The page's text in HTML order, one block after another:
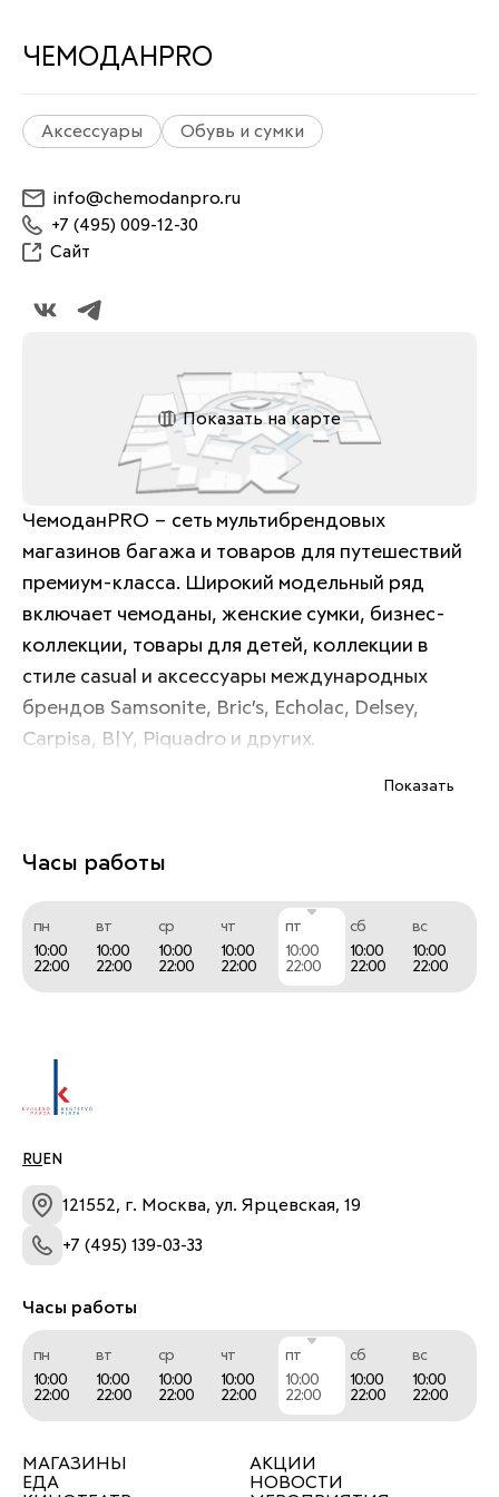
ЧЕМОДАНPRO
Аксессуары Обувь и сумки
info@chemodanpro.ru
+7 (495) 009-12-30
Сайт
Показать на карте
ЧемоданPRO – сеть мультибрендовых
магазинов багажа и товаров для путешествий
премиум-класса. Широкий модельный ряд
включает чемоданы, женские сумки, бизнес-
коллекции, товары для детей, коллекции в
стиле casual и аксессуары международных
брендов Samsonite, Bric’s, Echolac, Delsey,
Carpisa, B|Y, Piquadro и других.
деловую поездку максимально комфортными,
Путешествуйте с удовольствием вместе с
Показать
Часы работы
пн
10:00
22:00
вт
10:00
22:00
ср
10:00
22:00
чт
10:00
22:00
пт
10:00
22:00
сб
10:00
22:00
вс
10:00
22:00
RU EN
121552, г. Москва, ул. Ярцевская, 19
+7 (495) 139-03-33
Часы работы
пн
10:00
22:00
вт
10:00
22:00
ср
10:00
22:00
чт
10:00
22:00
пт
10:00
22:00
сб
10:00
22:00
вс
10:00
22:00
МАГАЗИНЫ
ЕДА
АКЦИИ
НОВОСТИ